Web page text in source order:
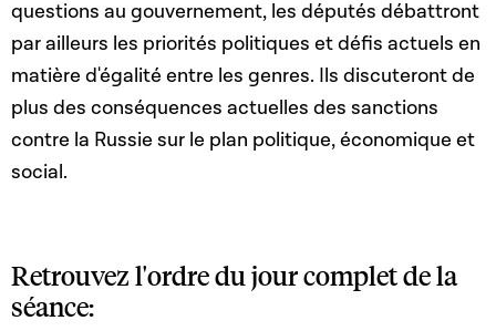
questions au gouvernement, les députés débattront
par ailleurs les priorités politiques et défis actuels en
matière d'égalité entre les genres. Ils discuteront de
plus des conséquences actuelles des sanctions
contre la Russie sur le plan politique, économique et
social.
Retrouvez l'ordre du jour complet de la
séance: